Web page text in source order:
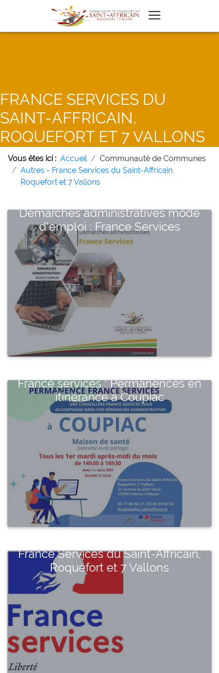
FRANCE SERVICES DU
SAINT-AFFRICAIN,
ROQUEFORT ET 7 VALLONS
Vous êtes ici : Accueil
Communauté de Communes
Autres - France Services du Saint-Affricain,
Roquefort et 7 Vallons
Démarches administratives mode
d'emploi : France Services
France services : Permanences en
itinérance à Coupiac
France Services du Saint-Affricain,
Roquefort et 7 Vallons